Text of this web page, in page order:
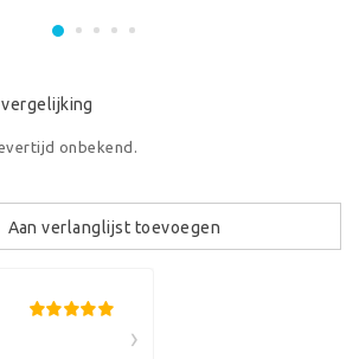
onbekend.
Aan verlanglijst toevoegen